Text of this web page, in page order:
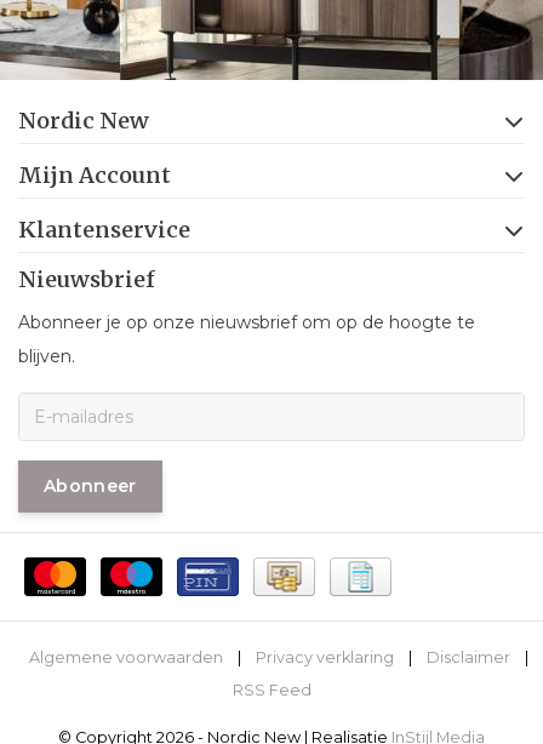
Nordic New
Mijn Account
Klantenservice
Nieuwsbrief
Abonneer je op onze nieuwsbrief om op de hoogte te
blijven.
Abonneer
Algemene voorwaarden Privacy verklaring Disclaimer
RSS Feed
© Copyright 2026 - Nordic New | Realisatie InStijl Media